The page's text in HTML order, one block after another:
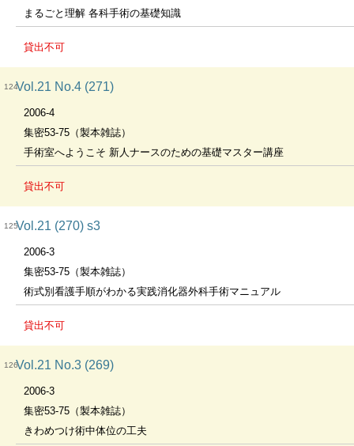
まるごと理解 各科手術の基礎知識
貸出不可
124Vol.21 No.4 (271)
2006-4
集密53-75（製本雑誌）
手術室へようこそ 新人ナースのための基礎マスター講座
貸出不可
125Vol.21 (270) s3
2006-3
集密53-75（製本雑誌）
術式別看護手順がわかる実践消化器外科手術マニュアル
貸出不可
126Vol.21 No.3 (269)
2006-3
集密53-75（製本雑誌）
きわめつけ術中体位の工夫